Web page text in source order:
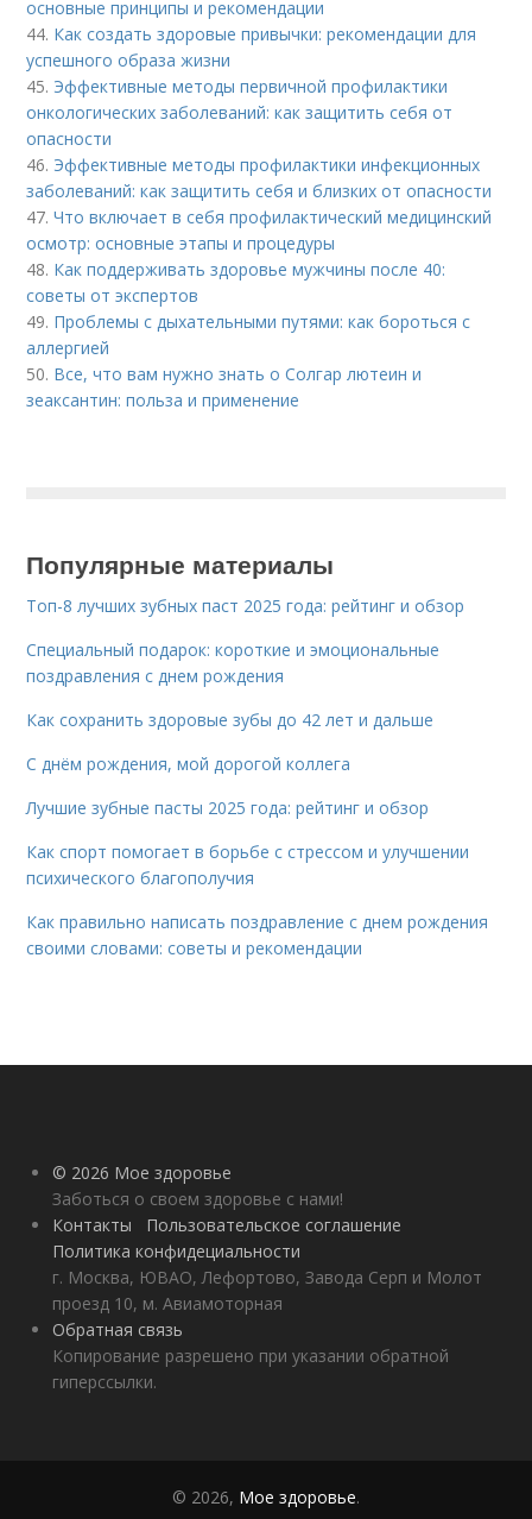
основные принципы и рекомендации
44. Как создать здоровые привычки: рекомендации для
успешного образа жизни
45. Эффективные методы первичной профилактики
онкологических заболеваний: как защитить себя от
опасности
46. Эффективные методы профилактики инфекционных
заболеваний: как защитить себя и близких от опасности
47.Что включает в себя профилактический медицинский
осмотр: основные этапы и процедуры
48. Как поддерживать здоровье мужчины после 40:
советы от экспертов
49. Проблемы с дыхательными путями: как бороться с
аллергией
50. Все, что вам нужно знать о Солгар лютеин и
зеаксантин: польза и применение
Популярные материалы
Топ-8 лучших зубных паст 2025 года: рейтинг и обзор
Специальный подарок: короткие и эмоциональные
поздравления с днем рождения
Как сохранить здоровые зубы до 42 лет и дальше
С днём рождения, мой дорогой коллега
Лучшие зубные пасты 2025 года: рейтинг и обзор
Как спорт помогает в борьбе с стрессом и улучшении
психического благополучия
Как правильно написать поздравление с днем рождения
своими словами: советы и рекомендации
© 2026 Мое здоровье
Заботься о своем здоровье с нами!
Контакты
Пользовательское соглашение
Политика конфидециальности
г. Москва, ЮВАО, Лефортово, Завода Серп и Молот
проезд 10, м. Авиамоторная
Обратная связь
Копирование разрешено при указании обратной
гиперссылки.
© 2026, Мое здоровье.